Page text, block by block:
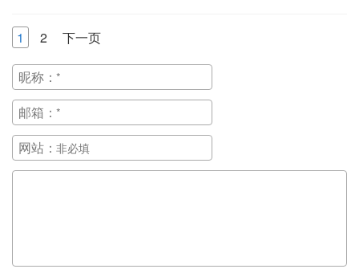
1 2 下一页
昵称：
邮箱：
网站：